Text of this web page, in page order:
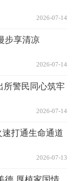
2026-07-14
步享清凉
2026-07-14
所警民同心筑牢
2026-07-14
打通生命通道
2026-07-13